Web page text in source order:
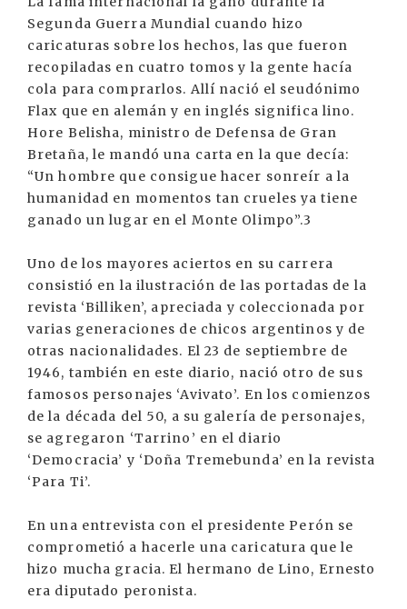
Segunda Guerra Mundial cuando hizo
caricaturas sobre los hechos, las que fueron
recopiladas en cuatro tomos y la gente hacía
cola para comprarlos. Allí nació el seudónimo
Flax que en alemán y en inglés significa lino.
Hore Belisha, ministro de Defensa de Gran
Bretaña, le mandó una carta en la que decía:
“Un hombre que consigue hacer sonreír a la
humanidad en momentos tan crueles ya tiene
ganado un lugar en el Monte Olimpo”.3
Uno de los mayores aciertos en su carrera
consistió en la ilustración de las portadas de la
revista ‘Billiken’, apreciada y coleccionada por
varias generaciones de chicos argentinos y de
otras nacionalidades. El 23 de septiembre de
1946, también en este diario, nació otro de sus
famosos personajes ‘Avivato’. En los comienzos
de la década del 50, a su galería de personajes,
se agregaron ‘Tarrino’ en el diario
‘Democracia’ y ‘Doña Tremebunda’ en la revista
‘Para Ti’.
En una entrevista con el presidente Perón se
comprometió a hacerle una caricatura que le
hizo mucha gracia. El hermano de Lino, Ernesto
era diputado peronista.